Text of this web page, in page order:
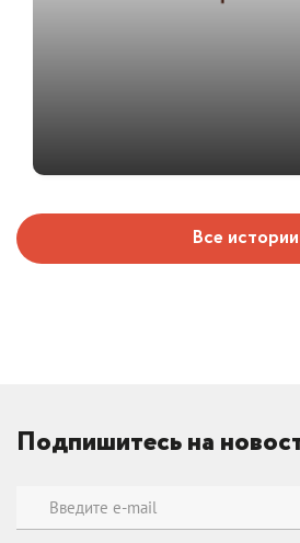
Все истории
Подпишитесь на